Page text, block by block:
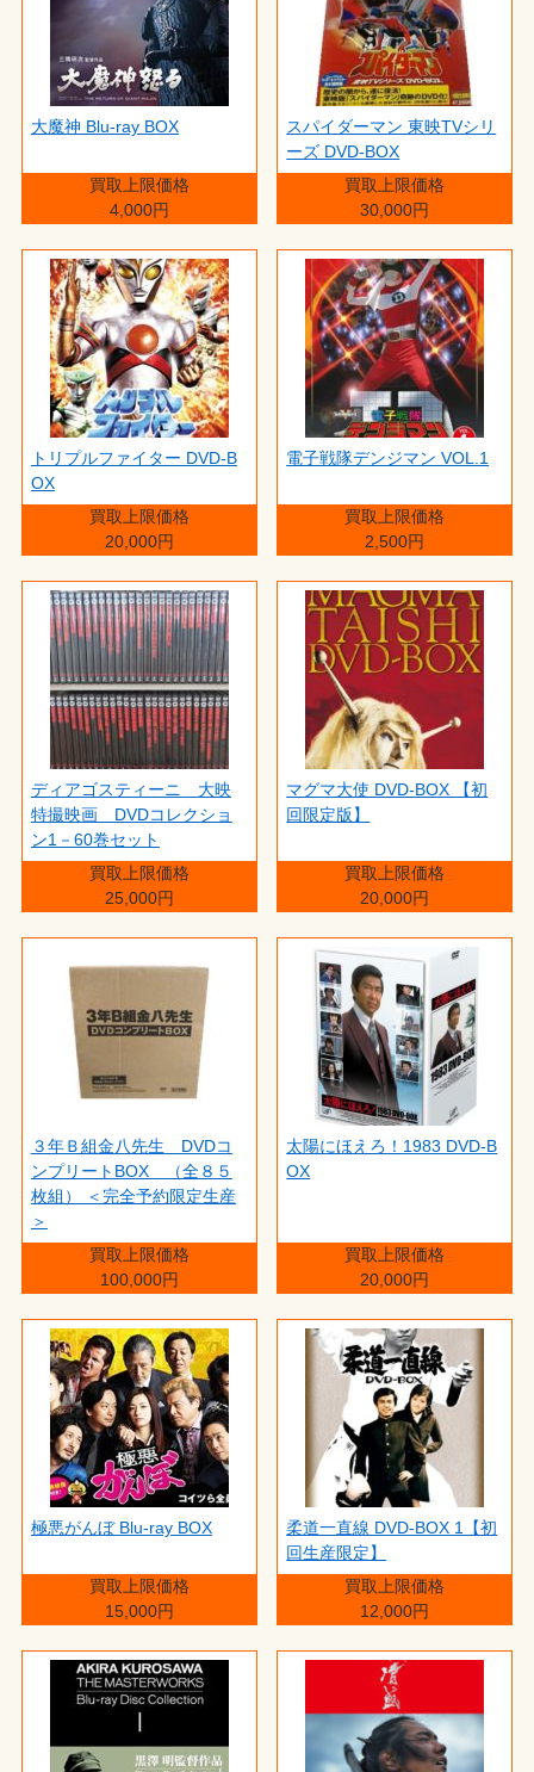
大魔神 Blu-ray BOX
買取上限価格
4,000円
スパイダーマン 東映TVシリ
ーズ DVD-BOX
買取上限価格
30,000円
トリプルファイター DVD-B
OX
買取上限価格
20,000円
電子戦隊デンジマン VOL.1
買取上限価格
2,500円
ディアゴスティーニ 大映
特撮映画 DVDコレクショ
ン1－60巻セット
買取上限価格
25,000円
マグマ大使 DVD-BOX 【初
回限定版】
買取上限価格
20,000円
３年Ｂ組金八先生 DVDコ
ンプリートBOX （全８５
枚組） ＜完全予約限定生産
＞
買取上限価格
100,000円
太陽にほえろ！1983 DVD-B
OX
買取上限価格
20,000円
極悪がんぼ Blu-ray BOX
買取上限価格
15,000円
柔道一直線 DVD-BOX 1【初
回生産限定】
買取上限価格
12,000円